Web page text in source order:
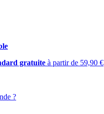
gratuite à partir de 59,90 €
?